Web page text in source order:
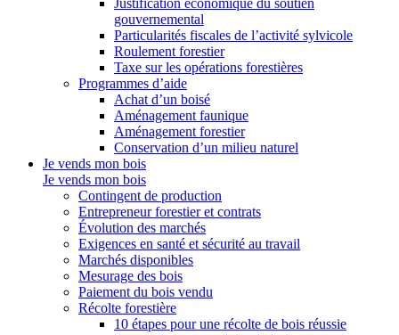
Justification économique du soutien
gouvernemental
Particularités fiscales de l’activité sylvicole
Roulement forestier
Taxe sur les opérations forestières
Programmes d’aide
Achat d’un boisé
Aménagement faunique
Aménagement forestier
Conservation d’un milieu naturel
Je vends mon bois
Je vends mon bois
Contingent de production
Entrepreneur forestier et contrats
Évolution des marchés
Exigences en santé et sécurité au travail
Marchés disponibles
Mesurage des bois
Paiement du bois vendu
Récolte forestière
10 étapes pour une récolte de bois réussie